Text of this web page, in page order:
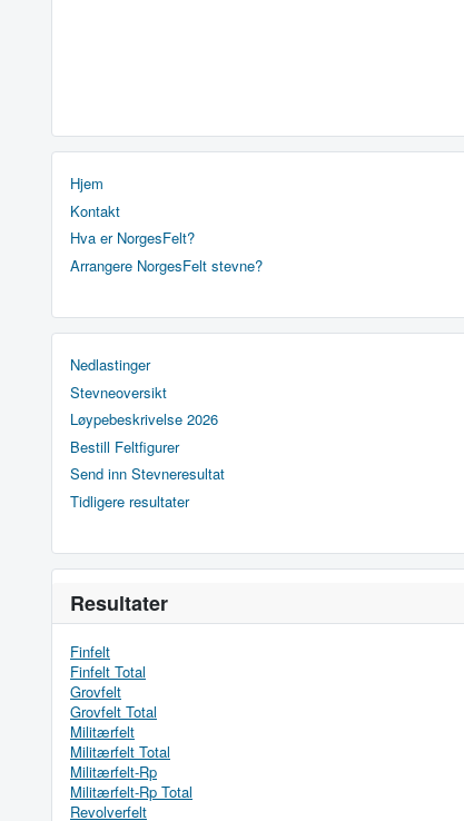
Hjem
Kontakt
Hva er NorgesFelt?
Arrangere NorgesFelt stevne?
Nedlastinger
Stevneoversikt
Løypebeskrivelse 2026
Bestill Feltfigurer
Send inn Stevneresultat
Tidligere resultater
Resultater
Finfelt
Finfelt Total
Grovfelt
Grovfelt Total
Militærfelt
Militærfelt Total
Militærfelt-Rp
Militærfelt-Rp Total
Revolverfelt